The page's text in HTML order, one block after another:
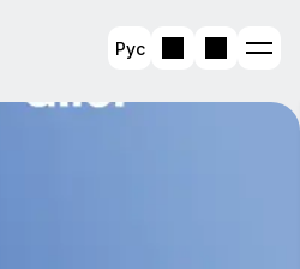
Рус